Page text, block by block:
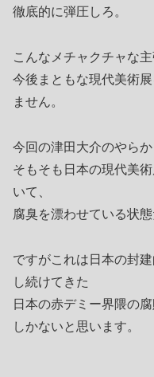
徹底的に弾圧しろ。
こんなメチャクチャな
今後まともな現代美術
ません。
今回の津田大介のやら
そもそも日本の現代美
いて、
腐臭を漂わせている状
ですがこれは日本の封
し続けてきた
日本の赤デミー界隈の
しかないと思います。